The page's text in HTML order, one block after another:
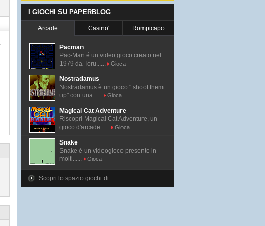
I GIOCHI SU PAPERBLOG
Arcade Casino' Rompicapo
Pacman
Pac-Man é un video gioco creato nel
1979 da Toru......
Gioca
Nostradamus
Nostradamus è un gioco " shoot them
up" con una......
Gioca
Magical Cat Adventure
Riscopri Magical Cat Adventure, un
gioco d'arcade......
Gioca
Snake
Snake è un videogioco presente in
molti......
Gioca
Scopri lo spazio giochi di